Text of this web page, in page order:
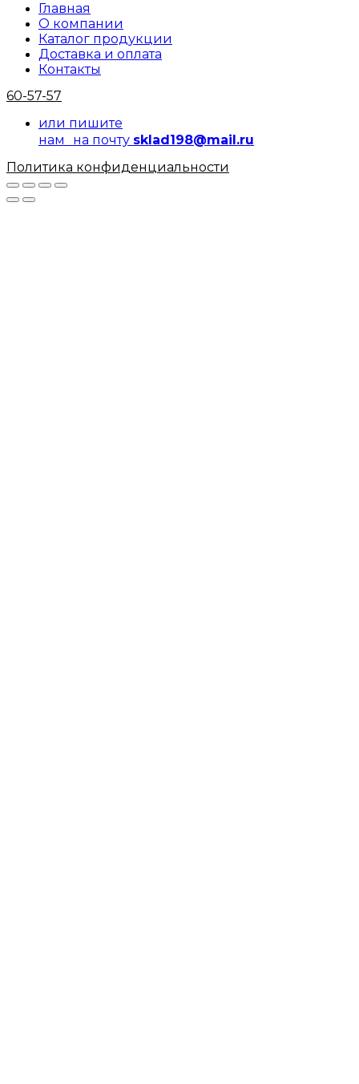
Главная
О компании
Каталог продукции
Доставка и оплата
Контакты
60-57-57
или пишите
нам на почту sklad198@mail.ru
Политика конфиденциальности